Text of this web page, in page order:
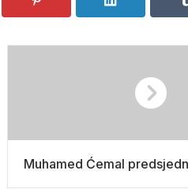
Muhamed Ćemal